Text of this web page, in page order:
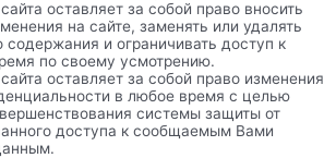
оставляет за собой право вносить
на сайте, заменять или удалять
содержания и ограничивать доступ к
по своему усмотрению.
оставляет за собой право изменения
в любое время с целью
системы защиты от
доступа к сообщаемым Вами